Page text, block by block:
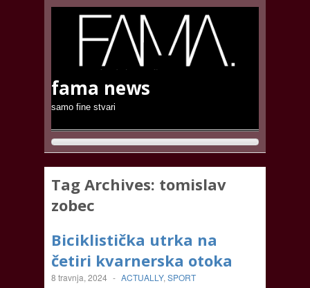
fama news
samo fine stvari
Tag Archives: tomislav
zobec
Biciklistička utrka na
četiri kvarnerska otoka
8 travnja, 2024 - ACTUALLY, SPORT